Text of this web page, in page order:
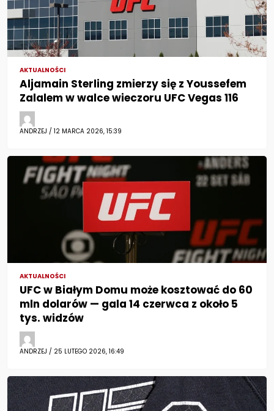
AKTUALNOŚCI
Aljamain Sterling zmierzy się z Youssefem
Zalalem w walce wieczoru UFC Vegas 116
ANDRZEJ / 12 MARCA 2026, 15:39
AKTUALNOŚCI
UFC w Białym Domu może kosztować do 60
mln dolarów — gala 14 czerwca z około 5
tys. widzów
ANDRZEJ / 25 LUTEGO 2026, 16:49